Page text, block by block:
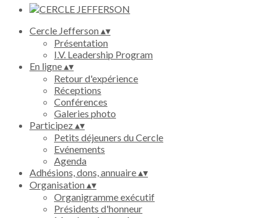
Cercle Jefferson▴▾
Présentation
I.V. Leadership Program
En ligne▴▾
Retour d'expérience
Réceptions
Conférences
Galeries photo
Participez▴▾
Petits déjeuners du Cercle
Evénements
Agenda
Adhésions, dons, annuaire▴▾
Organisation▴▾
Organigramme exécutif
Présidents d'honneur